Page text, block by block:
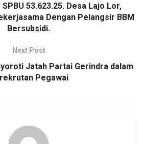
53.623.25. Desa Lajo Lor,
Dengan Pelangsir BBM
Bersubsidi.
Next Post
Jatah Partai Gerindra dalam
Pegawai